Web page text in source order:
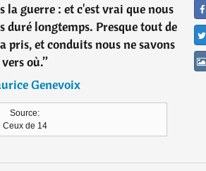
la guerre : et c'est vrai que nous
duré longtemps. Presque tout de
pris, et conduits nous ne savons
vers où.”
Genevoix
Source:
Ceux de 14